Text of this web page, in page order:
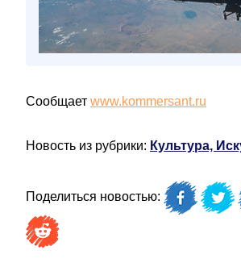
Сообщает www.kommersant.ru
Новость из рубрики: Культура,
Поделиться новостью: